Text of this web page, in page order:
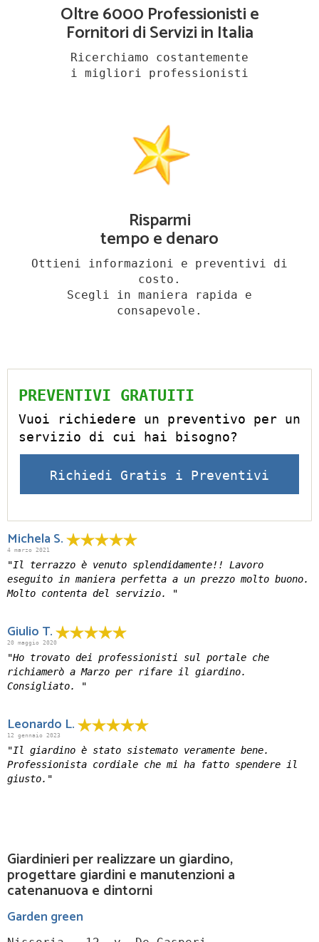
Oltre 6000 Professionisti e
Fornitori di Servizi in Italia
Ricerchiamo costantemente
i migliori professionisti
Risparmi
tempo e denaro
Ottieni informazioni e preventivi di
costo.
Scegli in maniera rapida e
consapevole.
PREVENTIVI GRATUITI
Vuoi richiedere un preventivo per un
servizio di cui hai bisogno?
Richiedi Gratis i Preventivi
Michela S.
4 marzo 2021
"Il terrazzo è venuto splendidamente!! Lavoro
eseguito in maniera perfetta a un prezzo molto buono.
Molto contenta del servizio. "
Giulio T.
20 maggio 2020
"Ho trovato dei professionisti sul portale che
richiamerò a Marzo per rifare il giardino.
Consigliato. "
Leonardo L.
12 gennaio 2023
"Il giardino è stato sistemato veramente bene.
Professionista cordiale che mi ha fatto spendere il
giusto."
Giardinieri per realizzare un giardino,
progettare giardini e manutenzioni a
catenanuova e dintorni
Garden green